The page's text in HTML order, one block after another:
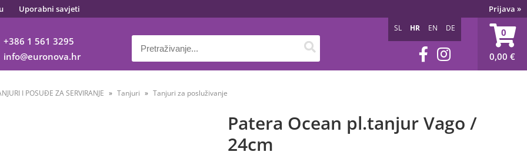
Uporabni savjeti Prijava »
+386 1 561 3295
info
euronova.hr
0
0,00 €
SL HR EN DE
I POSUĐE ZA SERVIRANJE Tanjuri Tanjuri za posluživanje
Patera Ocean pl.tanjur Vago /
24cm